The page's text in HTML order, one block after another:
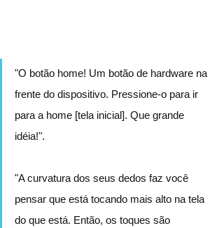
"O botão home! Um botão de hardware na
frente do dispositivo. Pressione-o para ir
para a home [tela inicial]. Que grande
idéia!".
"A curvatura dos seus dedos faz você
pensar que está tocando mais alto na tela
do que está. Então, os toques são